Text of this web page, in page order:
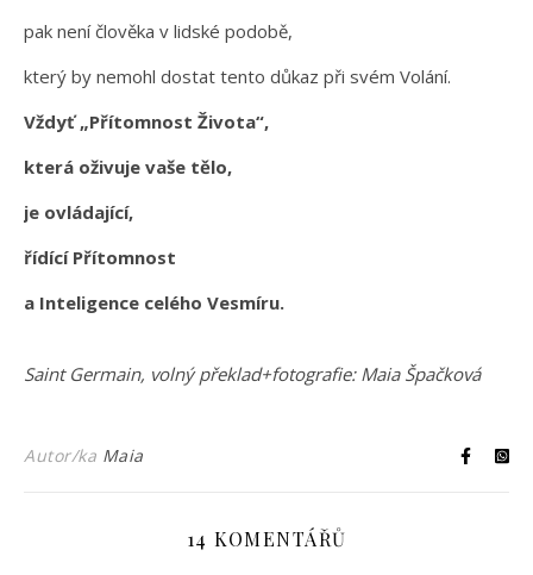
pak není člověka v lidské podobě,
který by nemohl dostat tento důkaz při svém Volání.
Vždyť „Přítomnost Života“,
která oživuje vaše tělo,
je ovládající,
řídící Přítomnost
a Inteligence celého Vesmíru.
Saint Germain, volný překlad+fotografie: Maia Špačková
Autor/ka Maia
14 KOMENTÁŘŮ